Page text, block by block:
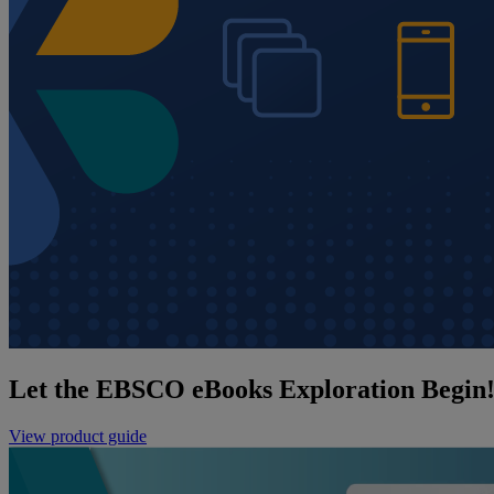
Let the EBSCO eBooks Exploration Begin!
View product guide